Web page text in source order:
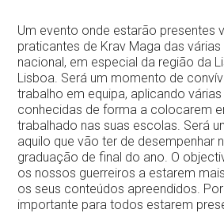
Um evento onde estarão presentes
praticantes de Krav Maga das
nacional, em especial da região da
Lisboa. Será um momento de
trabalho em equipa, aplicando
conhecidas de forma a colocarem
trabalhado nas suas escolas. Será
aquilo que vão ter de desempenhar
graduação de final do ano. O
os nossos guerreiros a estarem
os seus conteúdos apreendidos.
importante para todos estarem